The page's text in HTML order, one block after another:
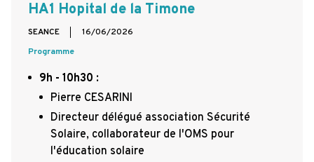
HA1 Hopital de la Timone
SEANCE
16/06/2026
Programme
9h - 10h30 :
Pierre CESARINI
Directeur délégué association Sécurité
Solaire, collaborateur de l'OMS pour
l'éducation solaire